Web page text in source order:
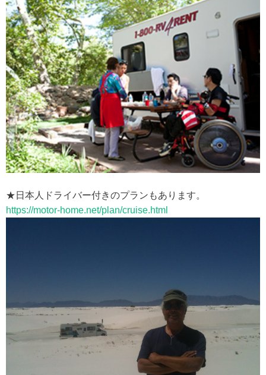
★日本人ドライバー付きのプランもあります。
https://motor-home.net/plan/cruise.html